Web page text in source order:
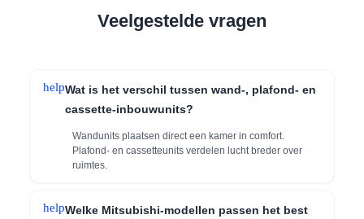
Veelgestelde vragen
helpWat is het verschil tussen wand-, plafond- en
cassette-inbouwunits?
Wandunits plaatsen direct een kamer in comfort.
Plafond- en cassetteunits verdelen lucht breder over
ruimtes.
helpWelke Mitsubishi-modellen passen het best